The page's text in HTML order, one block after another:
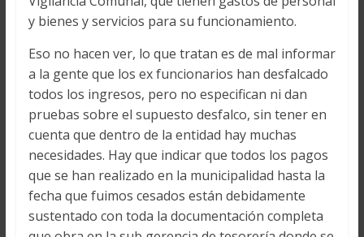
y bienes y servicios para su funcionamiento.
Eso no hacen ver, lo que tratan es de mal informar
a la gente que los ex funcionarios han desfalcado
todos los ingresos, pero no especifican ni dan
pruebas sobre el supuesto desfalco, sin tener en
cuenta que dentro de la entidad hay muchas
necesidades. Hay que indicar que todos los pagos
que se han realizado en la municipalidad hasta la
fecha que fuimos cesados están debidamente
sustentado con toda la documentación completa